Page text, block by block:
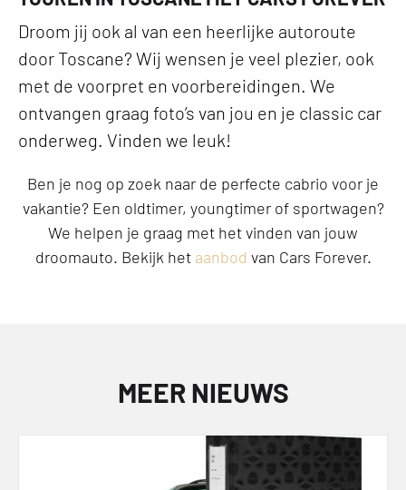
Droom jij ook al van een heerlijke autoroute
door Toscane? Wij wensen je veel plezier, ook
met de voorpret en voorbereidingen. We
ontvangen graag foto’s van jou en je classic car
onderweg. Vinden we leuk!
Ben je nog op zoek naar de perfecte cabrio voor je
vakantie? Een oldtimer, youngtimer of sportwagen?
We helpen je graag met het vinden van jouw
droomauto. Bekijk het aanbod van Cars Forever.
MEER NIEUWS